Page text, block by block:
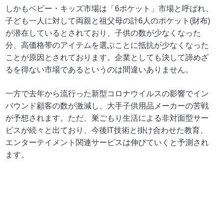
しかもベビー・キッズ市場は「6ポケット」市場と呼ばれ、
子ども一人に対して両親と祖父母の計6人のポケット(財布)
が潜在しているとされており、子供の数が少なくなった
分、高価格帯のアイテムを選ぶことに抵抗が少なくなった
ことが原因とされております。企業としても決して諦めざ
るを得ない市場であるというのは間違いありません。
一方で去年から流行った新型コロナウイルスの影響でイン
バウンド顧客の数が激減し、大手子供用品メーカーの苦戦
が予想されます。ただ、巣ごもり生活による非対面型サー
ビスが続々と出ており、今後IT技術と掛け合わせた教育、
エンターテイメント関連サービスは伸びていくと予測され
ます。